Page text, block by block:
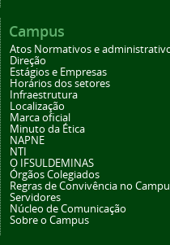
Campus
Atos Normativos e
Direção
Estágios e Empresas
Horários dos setores
Infraestrutura
Localização
Marca oficial
Minuto da Ética
NAPNE
NTI
O IFSULDEMINAS
Órgãos Colegiados
Regras de Convivência no
Servidores
Núcleo de Comunicação
Sobre o Campus